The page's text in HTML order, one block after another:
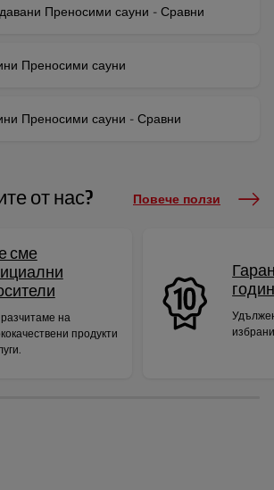
Преносими сауни - Сравни
Преносими сауни
Преносими сауни - Сравни
от нас? Повече ползи
сме
на
продукти